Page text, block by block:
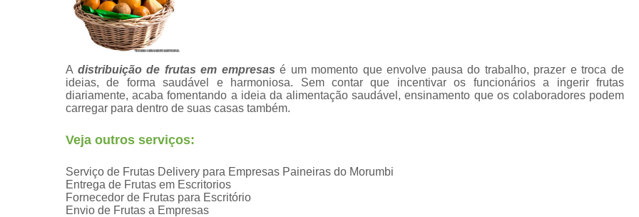
Entrega de Frutas para Escritório
Serviço de Delivery de Fruta em Escritorios
A distribuição de frutas em empresas é um momento que envolve pausa do trabalho, prazer e troca de
ideias, de forma saudável e harmoniosa. Sem contar que incentivar os funcionários a ingerir frutas
diariamente, acaba fomentando a ideia da alimentação saudável, ensinamento que os colaboradores podem
carregar para dentro de suas casas também.
Veja outros serviços:
Serviço de Frutas Delivery para Empresas Paineiras do Morumbi
Entrega de Frutas em Escritorios
Fornecedor de Frutas para Escritório
Envio de Frutas a Empresas